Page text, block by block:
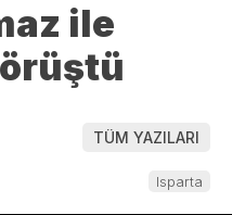
ile
TÜM YAZILARI
Isparta